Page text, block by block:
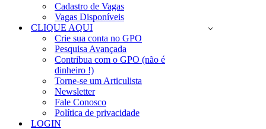
Cadastro de Vagas
Vagas Disponíveis
CLIQUE AQUI
Crie sua conta no GPO
Pesquisa Avançada
Contribua com o GPO (não é
dinheiro !)
Torne-se um Articulista
Newsletter
Fale Conosco
Política de privacidade
LOGIN